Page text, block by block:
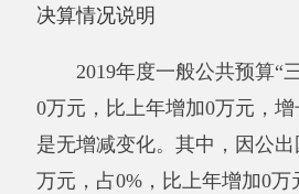
位全年安排的国内公务接待0批次
与年初预算数相比情况：一
公”经费支出年初预算数0万元，
公出国（境）费预算数0万元，决